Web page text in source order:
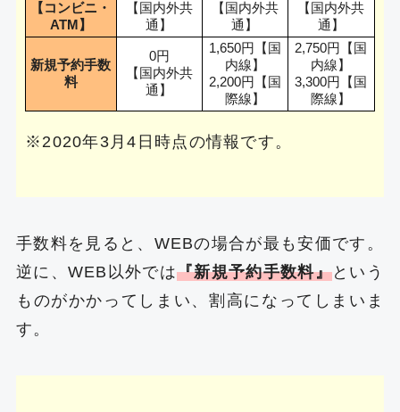
【コンビニ・
ATM】
【国内外共
通】
【国内外共
通】
【国内外共
通】
新規予約手数
料
0円
【国内外共
通】
1,650円【国
内線】
2,200円【国
際線】
2,750円【国
内線】
3,300円【国
際線】
※2020年3月4日時点の情報です。
手数料を見ると、WEBの場合が最も安価です。
逆に、WEB以外では『新規予約手数料』という
ものがかかってしまい、割高になってしまいま
す。